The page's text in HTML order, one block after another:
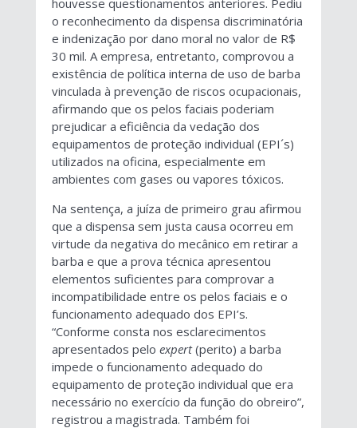
houvesse questionamentos anteriores. Pediu
o reconhecimento da dispensa discriminatória
e indenização por dano moral no valor de R$
30 mil. A empresa, entretanto, comprovou a
existência de política interna de uso de barba
vinculada à prevenção de riscos ocupacionais,
afirmando que os pelos faciais poderiam
prejudicar a eficiência da vedação dos
equipamentos de proteção individual (EPI´s)
utilizados na oficina, especialmente em
ambientes com gases ou vapores tóxicos.
Na sentença, a juíza de primeiro grau afirmou
que a dispensa sem justa causa ocorreu em
virtude da negativa do mecânico em retirar a
barba e que a prova técnica apresentou
elementos suficientes para comprovar a
incompatibilidade entre os pelos faciais e o
funcionamento adequado dos EPI’s.
“Conforme consta nos esclarecimentos
apresentados pelo expert(perito) a barba
impede o funcionamento adequado do
equipamento de proteção individual que era
necessário no exercício da função do obreiro”,
registrou a magistrada. Também foi